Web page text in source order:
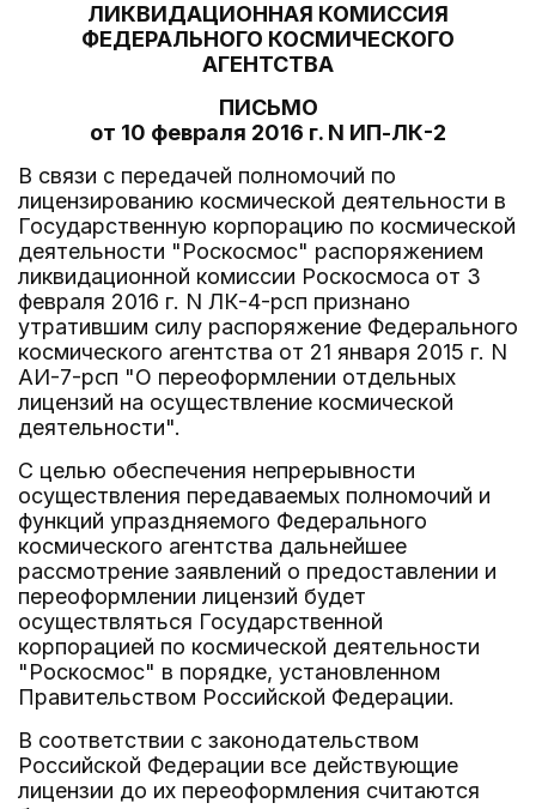
ЛИКВИДАЦИОННАЯ КОМИССИЯ
ФЕДЕРАЛЬНОГО КОСМИЧЕСКОГО
АГЕНТСТВА
ПИСЬМО
от 10 февраля 2016 г. N ИП-ЛК-2
В связи с передачей полномочий по
лицензированию космической деятельности в
Государственную корпорацию по космической
деятельности "Роскосмос" распоряжением
ликвидационной комиссии Роскосмоса от 3
февраля 2016 г. N ЛК-4-рсп признано
утратившим силу распоряжение Федерального
космического агентства от 21 января 2015 г. N
АИ-7-рсп "О переоформлении отдельных
лицензий на осуществление космической
деятельности".
С целью обеспечения непрерывности
осуществления передаваемых полномочий и
функций упраздняемого Федерального
космического агентства дальнейшее
рассмотрение заявлений о предоставлении и
переоформлении лицензий будет
осуществляться Государственной
корпорацией по космической деятельности
"Роскосмос" в порядке, установленном
Правительством Российской Федерации.
В соответствии с законодательством
Российской Федерации все действующие
лицензии до их переоформления считаются